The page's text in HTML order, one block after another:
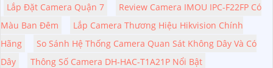
Lắp Đặt Camera Quận 7
Review Camera IMOU IPC-F22FP Có
Màu Ban Đêm
Lắp Camera Thương Hiệu Hikvision Chính
Hãng
So Sánh Hệ Thống Camera Quan Sát Không Dây Và Có
Dây
Thông Số Camera DH-HAC-T1A21P Nổi Bật